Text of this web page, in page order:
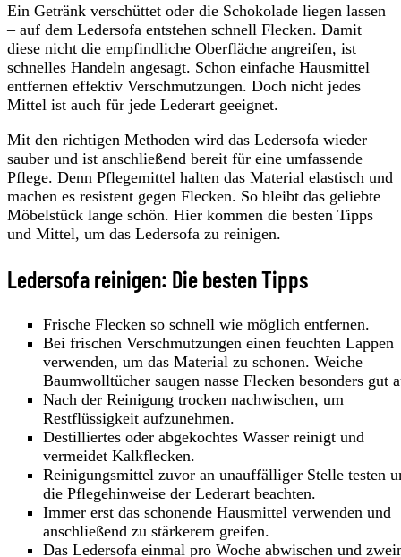
Ein Getränk verschüttet oder die Schokolade liegen lassen
– auf dem Ledersofa entstehen schnell Flecken. Damit
diese nicht die empfindliche Oberfläche angreifen, ist
schnelles Handeln angesagt. Schon einfache Hausmittel
entfernen effektiv Verschmutzungen. Doch nicht jedes
Mittel ist auch für jede Lederart geeignet.
Mit den richtigen Methoden wird das Ledersofa wieder
sauber und ist anschließend bereit für eine umfassende
Pflege. Denn Pflegemittel halten das Material elastisch und
machen es resistent gegen Flecken. So bleibt das geliebte
Möbelstück lange schön. Hier kommen die besten Tipps
und Mittel, um das Ledersofa zu reinigen.
Ledersofa reinigen: Die besten Tipps
Frische Flecken so schnell wie möglich entfernen.
Bei frischen Verschmutzungen einen feuchten Lappen
verwenden, um das Material zu schonen. Weiche
Baumwolltücher saugen nasse Flecken besonders gut
Nach der Reinigung trocken nachwischen, um
Restflüssigkeit aufzunehmen.
Destilliertes oder abgekochtes Wasser reinigt und
vermeidet Kalkflecken.
Reinigungsmittel zuvor an unauffälliger Stelle testen
die Pflegehinweise der Lederart beachten.
Immer erst das schonende Hausmittel verwenden und
anschließend zu stärkerem greifen.
Das Ledersofa einmal pro Woche abwischen und